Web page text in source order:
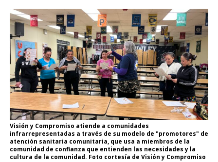
Visión y Compromiso atiende a comunidades
infrarrepresentadas a través de su modelo de "promotores" de
atención sanitaria comunitaria, que usa a miembros de la
comunidad de confianza que entienden las necesidades y la
cultura de la comunidad. Foto cortesía de Visión y Compromiso